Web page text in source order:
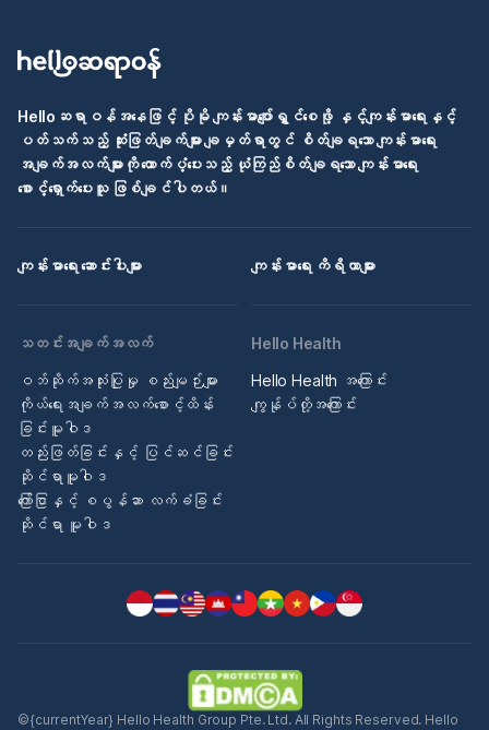
Helloဆရာဝန်အနေဖြင့် ပိုမို ကျန်းမာပျော်ရွှင်စေဖို့ နှင့်ကျန်းမာရေးနှင့်
ပတ်သက်သည့် ဆုံးဖြတ်ချက်များ ချမှတ်ရာတွင် စိတ်ချရသော ကျန်းမာရေး
အချက်အလက်များကို ထောက်ပံ့ပေးသည့် ယုံကြည်စိတ်ချရသော ကျန်းမာရေး
စောင့်ရှောက်ပေးသူ ဖြစ်ချင်ပါတယ်။
ကျန်းမာရေး ဆောင်းပါးများ ကျန်းမာရေး ကိရိယာများ
သတင်းအချက်အလက်
ဝဘ်ဆိုက်အသုံးပြုမှု စည်းမျဉ်းများ
ကိုယ်ရေးအချက်အလက်စောင့်ထိန်း
ခြင်းမူဝါဒ
တည်းဖြတ်ခြင်းနှင့် ပြင်ဆင်ခြင်း
ဆိုင်ရာမူဝါဒ
ကြော်ငြာနှင့် စပွန်ဆာ လက်ခံခြင်း
ဆိုင်ရာ မူဝါဒ
Hello Health
Hello Health အကြောင်း
ကျွန်ုပ်တို့အကြောင်း
©{currentYear} Hello Health Group Pte. Ltd. All Rights Reserved. Hello